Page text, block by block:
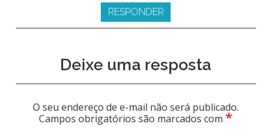
RESPONDER
Deixe uma resposta
O seu endereço de e-mail não será publicado.
Campos obrigatórios são marcados com*